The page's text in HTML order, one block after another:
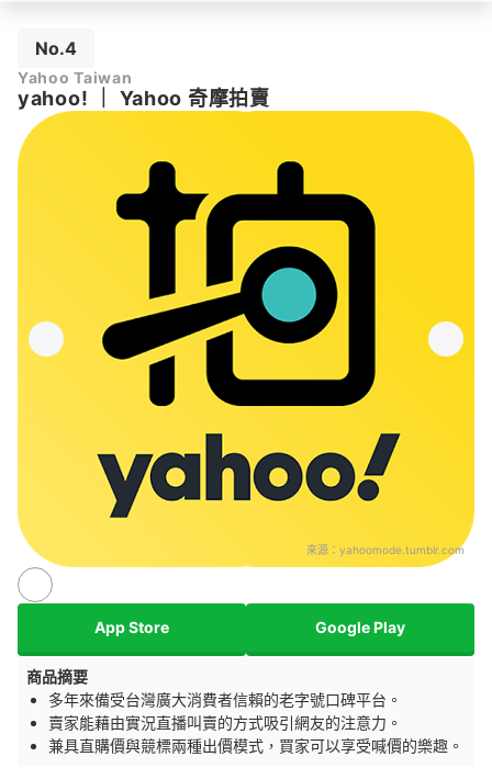
No.4
Yahoo Taiwan
yahoo! Yahoo 奇摩拍‪賣
來源： yahoomode.tumblr.com
App Store Google Play
商品摘要
多年來備受台灣廣大消費者信賴的老字號口碑平台。
賣家能藉由實況直播叫賣的方式吸引網友的注意力。
兼具直購價與競標兩種出價模式，買家可以享受喊價的樂趣。